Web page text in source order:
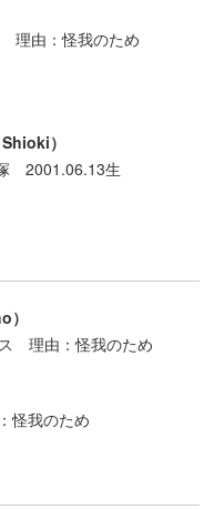
理由：怪我のため
）
2001.06.13生
理由：怪我のため
怪我のため